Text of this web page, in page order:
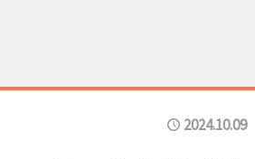
2024.10.09